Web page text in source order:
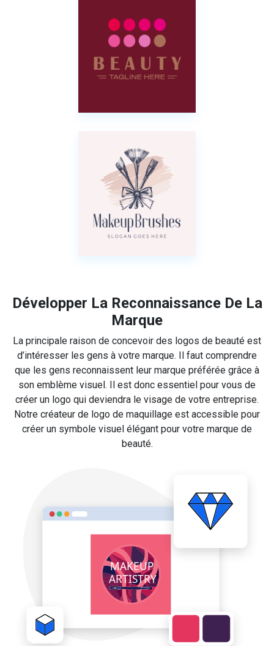
Développer La Reconnaissance De La
Marque
La principale raison de concevoir des logos de beauté est
d’intéresser les gens à votre marque. Il faut comprendre
que les gens reconnaissent leur marque préférée grâce à
son emblème visuel. Il est donc essentiel pour vous de
créer un logo qui deviendra le visage de votre entreprise.
Notre créateur de logo de maquillage est accessible pour
créer un symbole visuel élégant pour votre marque de
beauté.